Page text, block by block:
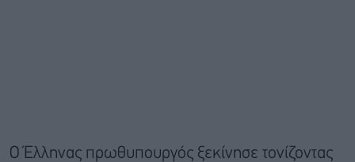
Ο Έλληνας πρωθυπουργός ξεκίνησε τονίζοντας